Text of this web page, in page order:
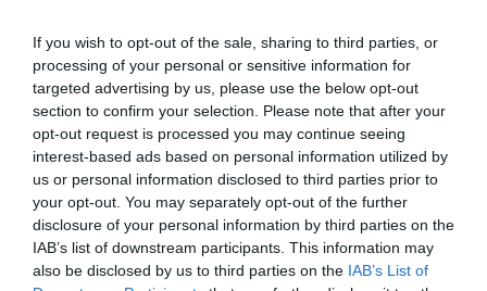
If you wish to opt-out of the sale, sharing to third parties, or
processing of your personal or sensitive information for
targeted advertising by us, please use the below opt-out
section to confirm your selection. Please note that after your
opt-out request is processed you may continue seeing
interest-based ads based on personal information utilized by
us or personal information disclosed to third parties prior to
your opt-out. You may separately opt-out of the further
disclosure of your personal information by third parties on the
IAB’s list of downstream participants. This information may
also be disclosed by us to third parties on the IAB’s List of